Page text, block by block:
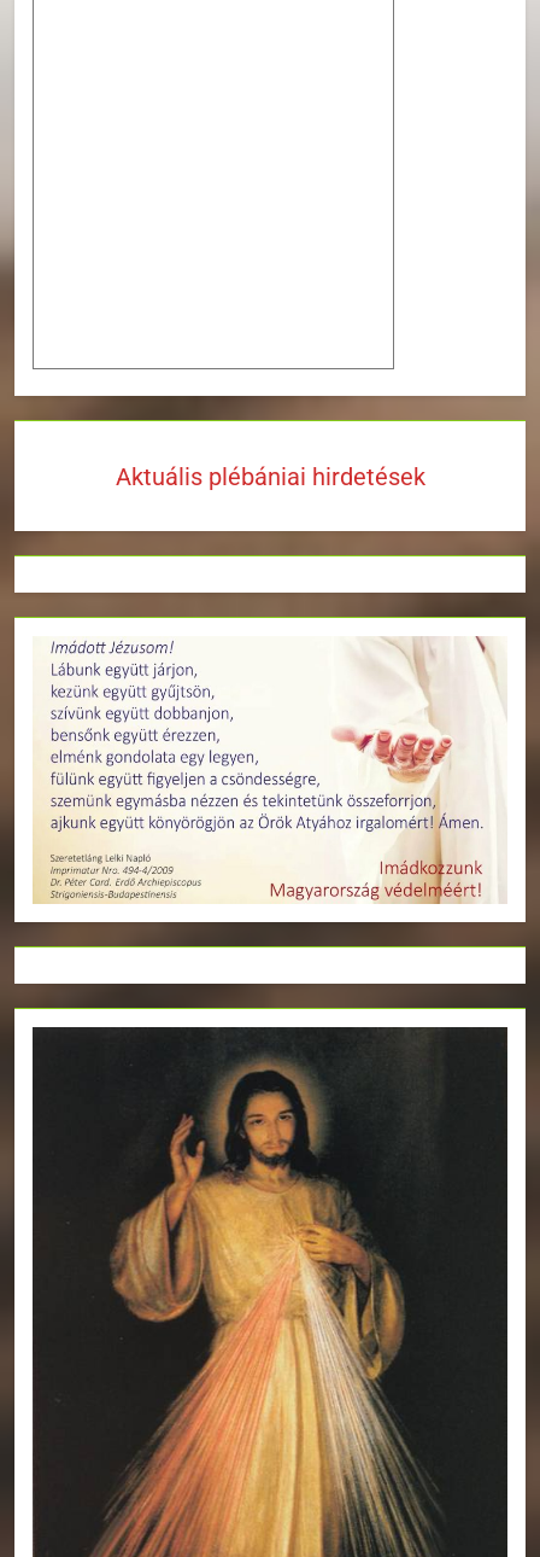
Aktuális plébániai hirdetések